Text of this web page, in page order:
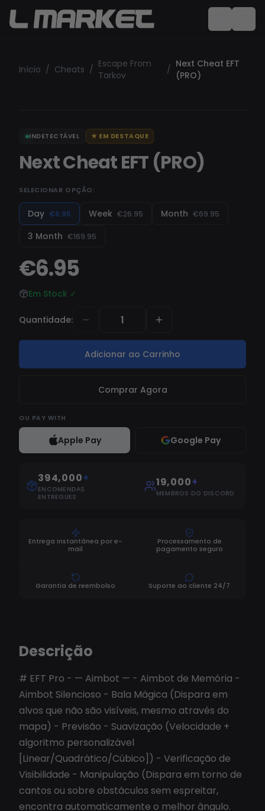
Início / Cheats / Escape From
Tarkov
/ Next Cheat EFT
(PRO)
INDETECTÁVEL ★ EM DESTAQUE
Next Cheat EFT (PRO)
SELECIONAR OPÇÃO:
Day €6.95 Week €26.95 Month €69.95
3 Month €169.95
€6.95
Em Stock ✓
Quantidade:
Adicionar ao Carrinho
Comprar Agora
OU PAY WITH
Apple Pay Google Pay
394,000+
ENCOMENDAS
ENTREGUES
19,000+
MEMBROS DO DISCORD
Entrega instantânea por e-
mail
Processamento de
pagamento seguro
Garantia de reembolso Suporte ao cliente 24/7
Descrição
# EFT Pro - — Aimbot — - Aimbot de Memória -
Aimbot Silencioso - Bala Mágica (Dispara em
alvos que não são visíveis, mesmo através do
mapa) - Previsão - Suavização (Velocidade +
algoritmo personalizável
[Linear/Quadrático/Cúbico]) - Verificação de
Visibilidade - Manipulação (Dispara em torno de
cantos ou sobre obstáculos sem espreitar,
encontra automaticamente o melhor ângulo.